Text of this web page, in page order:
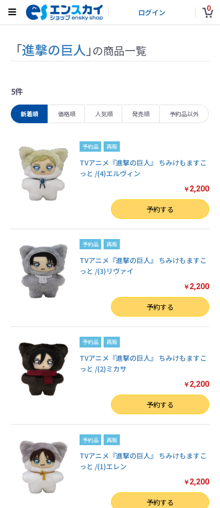
ログイン 0
「進撃の巨人 」の商品一覧
5件
新着順 価格順 人気順 発売順 予約品以外
予約品 再販
TVアニメ『進撃の巨人』 ちみけもますこ
っと /(4)エルヴィン
￥ 2,200
予約する
予約品 再販
TVアニメ『進撃の巨人』 ちみけもますこ
っと /(3)リヴァイ
￥ 2,200
予約する
予約品 再販
TVアニメ『進撃の巨人』 ちみけもますこ
っと /(2)ミカサ
￥ 2,200
予約する
予約品 再販
TVアニメ『進撃の巨人』 ちみけもますこ
っと /(1)エレン
￥ 2,200
予約する